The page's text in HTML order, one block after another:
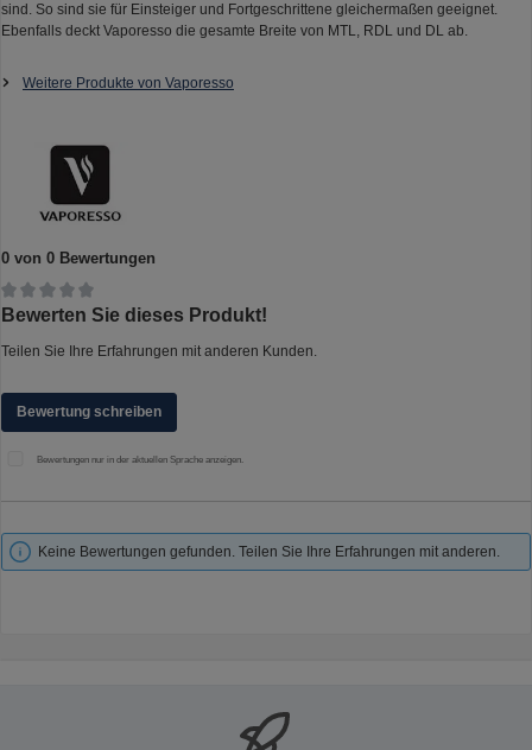
sind. So sind sie für Einsteiger und Fortgeschrittene gleichermaßen geeignet.
Ebenfalls deckt Vaporesso die gesamte Breite von MTL, RDL und DL ab.
Weitere Produkte von Vaporesso
0 von 0 Bewertungen
Durchschnittliche Bewertung von 0 von 5 Sternen
Bewerten Sie dieses Produkt!
Teilen Sie Ihre Erfahrungen mit anderen Kunden.
Bewertung schreiben
Bewertungen nur in der aktuellen Sprache anzeigen.
Keine Bewertungen gefunden. Teilen Sie Ihre Erfahrungen mit anderen.